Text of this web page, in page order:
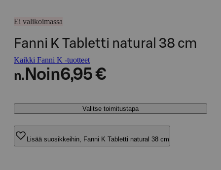
Ei valikoimassa
Fanni K Tabletti natural 38 cm
Kaikki Fanni K -tuotteet
n. Noin6,95 €
Valitse toimitustapa
Lisää suosikkeihin, Fanni K Tabletti natural 38 cm